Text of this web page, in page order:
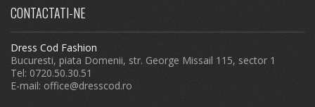
CONTACTATI-NE
Dress Cod Fashion
Bucuresti, piata Domenii, str. George Missail 115, sector 1
Tel: 0720.50.30.51
E-mail: office@dresscod.ro